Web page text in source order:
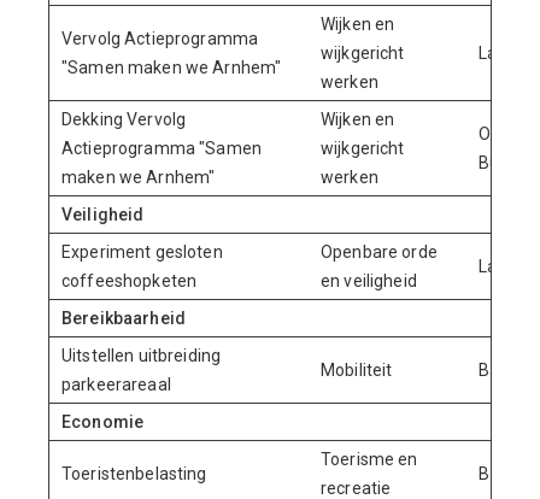
Vervolg Actieprogramma
"Samen maken we Arnhem"
Wijken en
wijkgericht
werken
Lasten
Dekking Vervolg
Actieprogramma "Samen
maken we Arnhem"
Wijken en
wijkgericht
werken
Veiligheid
Experiment gesloten
coffeeshopketen
Openbare orde
en veiligheid
Lasten
Bereikbaarheid
Uitstellen uitbreiding
parkeerareaal
Mobiliteit Baten
Economie
Toeristenbelasting
Toerisme en
recreatie
Baten